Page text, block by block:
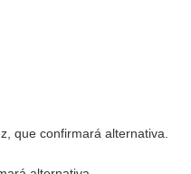
que confirmará alternativa.